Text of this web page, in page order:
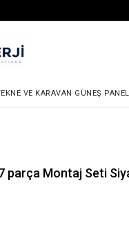
VE KARAVAN GÜNEŞ
parça Montaj Seti